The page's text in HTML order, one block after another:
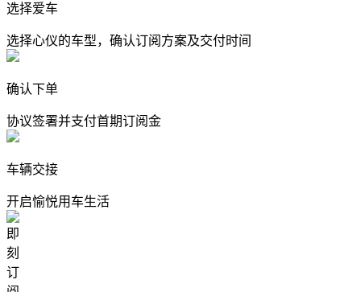
选择爱车
选择心仪的车型，确认订阅方案及交付时间
确认下单
协议签署并支付首期订阅金
车辆交接
开启愉悦用车生活